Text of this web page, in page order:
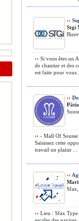
››
Stgi
›› Si vous êtes un
de chantier et des
est faite pour vous
››
›› - Mall Of
Saisissez cette
travail un plaisir ...
››
›› Lieu : Sfax